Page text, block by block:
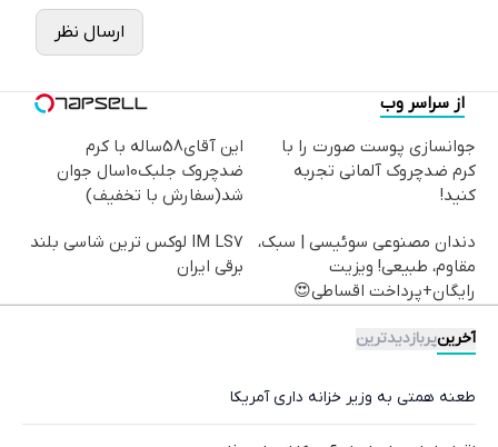
ارسال نظر
از سراسر وب
جوانسازی پوست صورت را با
کرم ضدچروک آلمانی تجربه
کنید!
این آقای58ساله با کرم
ضدچروک جلبک10سال جوان
شد(سفارش با تخفیف)
دندان مصنوعی سوئیسی | سبک،
مقاوم، طبیعی! ویزیت
رایگان+پرداخت اقساطی😍
IM LS7 لوکس ترین شاسی بلند
برقی ایران
آخرینپربازدیدترین
طعنه همتی به وزیر خزانه داری آمریکا